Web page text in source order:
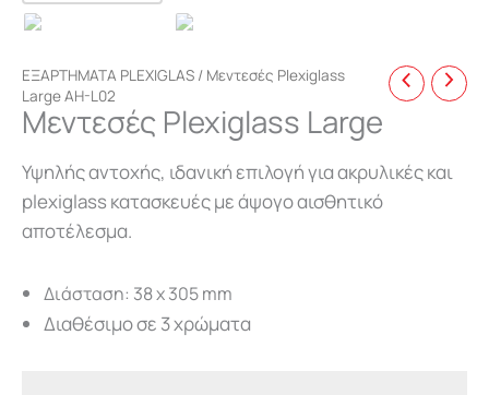
ΕΞΑΡΤΗΜΑΤΑ PLEXIGLAS / Μεντεσές Plexiglass
Large AH-L02
Μεντεσές Plexiglass Large
Υψηλής αντοχής, ιδανική επιλογή για ακρυλικές και
plexiglass κατασκευές με άψογο αισθητικό
αποτέλεσμα.
Διάσταση: 38 x 305 mm
Διαθέσιμο σε 3 χρώματα